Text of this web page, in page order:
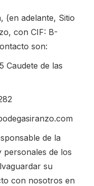
(en adelante, Sitio
con CIF: B-
son:
Caudete de las
de la
personales de los
su
con nosotros en